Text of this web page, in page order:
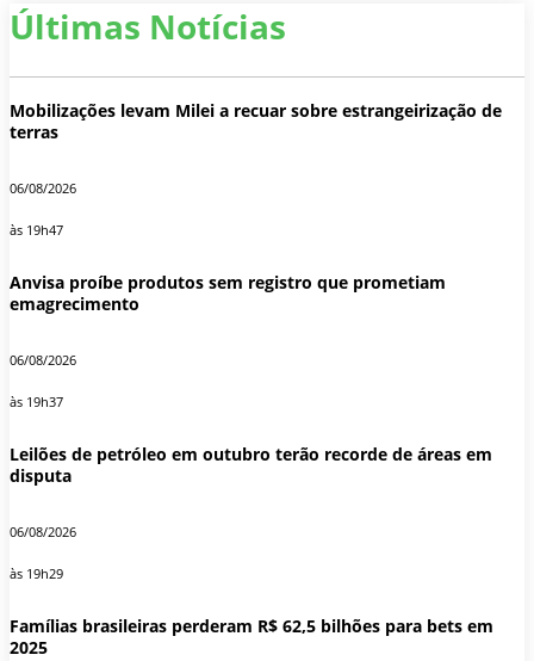
Últimas Notícias
Mobilizações levam Milei a recuar sobre estrangeirização de
terras
06/08/2026
às 19h47
Anvisa proíbe produtos sem registro que prometiam
emagrecimento
06/08/2026
às 19h37
Leilões de petróleo em outubro terão recorde de áreas em
disputa
06/08/2026
às 19h29
Famílias brasileiras perderam R$ 62,5 bilhões para bets em
2025